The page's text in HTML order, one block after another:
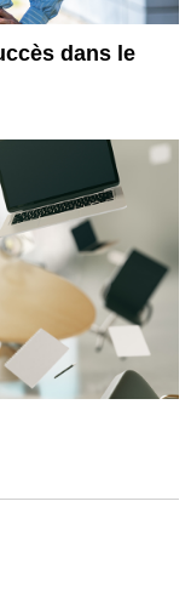
dans le